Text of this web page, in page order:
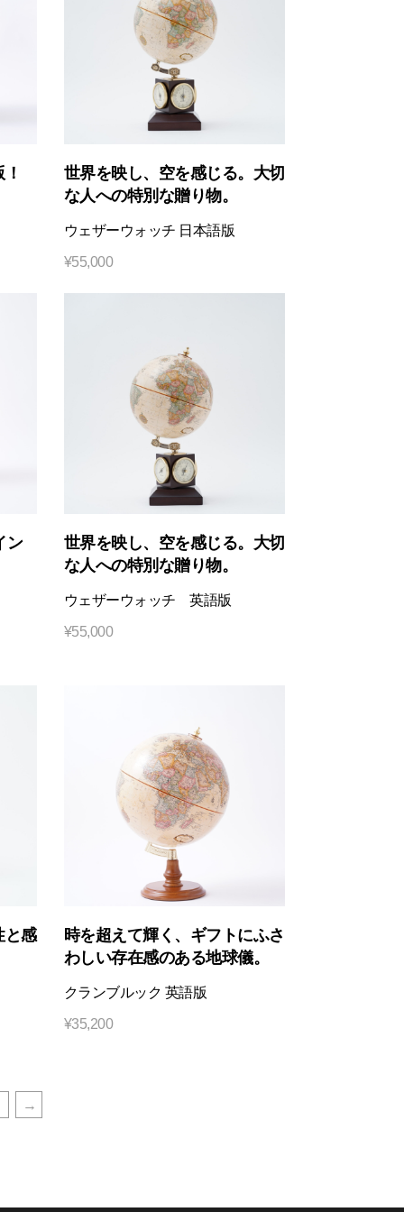
世界を映し、空を感じる。大切
な人への特別な贈り物。
ウェザーウォッチ 日本語版
¥55,000
ン
世界を映し、空を感じる。大切
な人への特別な贈り物。
ウェザーウォッチ 英語版
¥55,000
と感
時を超えて輝く、ギフトにふさ
わしい存在感のある地球儀。
クランブルック 英語版
¥35,200
→